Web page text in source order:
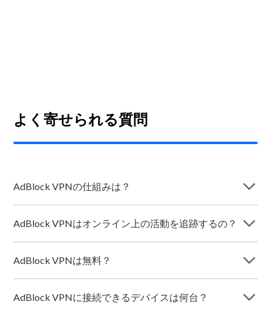
よく寄せられる質問
AdBlock VPNの仕組みは？ arrow_forward_ios
AdBlock VPNはオンライン上の活動を追跡するの？ arrow_forward_ios
AdBlock VPNは無料？ arrow_forward_ios
AdBlock VPNに接続できるデバイスは何台？ arrow_forward_ios